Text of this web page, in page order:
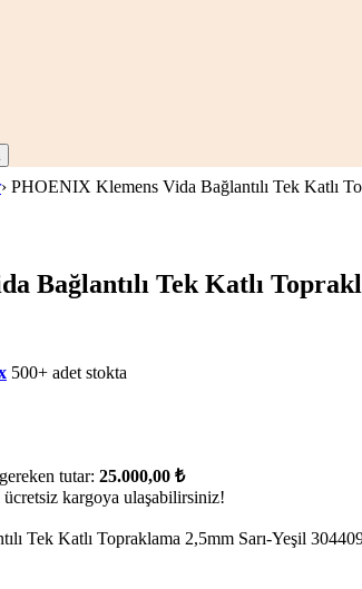
› PHOENIX Klemens Vida Bağlantılı Tek Katlı
Bağlantılı Tek Katlı
500+ adet stokta
tutar: 25.000,00 ₺
ücretsiz kargoya ulaşabilirsiniz!
Tek Katlı Topraklama 2,5mm Sarı-Yeşil